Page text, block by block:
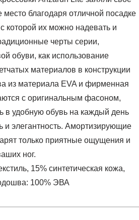
благодаря отличной посадке
которой их можно надевать и
черты серии,
обуви, как использование
материалов в конструкции
из материала EVA и фирменная
с оригинальным фасоном,
удобную обувь на каждый день
и элегантность. Амортизирующие
только приятные ощущения и
ног.
15% синтетическая кожа,
100% ЭВА